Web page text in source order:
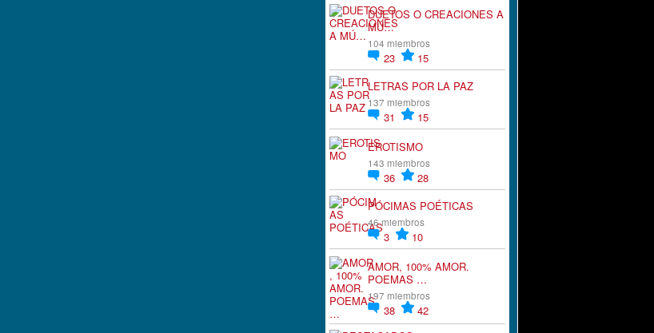
DUETOS O CREACIONES A
MÚ…
104 miembros
23
15
LETRAS POR LA PAZ
137 miembros
31
15
EROTISMO
143 miembros
36
28
PÓCIMAS POÉTICAS
46 miembros
3
10
AMOR, 100% AMOR.
POEMAS …
197 miembros
38
42